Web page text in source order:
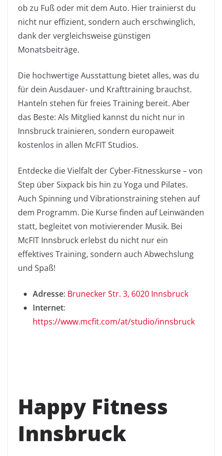
ob zu Fuß oder mit dem Auto. Hier trainierst du
nicht nur effizient, sondern auch erschwinglich,
dank der vergleichsweise günstigen
Monatsbeiträge.
Die hochwertige Ausstattung bietet alles, was du
für dein Ausdauer- und Krafttraining brauchst.
Hanteln stehen für freies Training bereit. Aber
das Beste: Als Mitglied kannst du nicht nur in
Innsbruck trainieren, sondern europaweit
kostenlos in allen McFIT Studios.
Entdecke die Vielfalt der Cyber-Fitnesskurse – von
Step über Sixpack bis hin zu Yoga und Pilates.
Auch Spinning und Vibrationstraining stehen auf
dem Programm. Die Kurse finden auf Leinwänden
statt, begleitet von motivierender Musik. Bei
McFIT Innsbruck erlebst du nicht nur ein
effektives Training, sondern auch Abwechslung
und Spaß!
Adresse: Brunecker Str. 3, 6020 Innsbruck
Internet:
https://www.mcfit.com/at/studio/innsbruck
Happy Fitness
Innsbruck